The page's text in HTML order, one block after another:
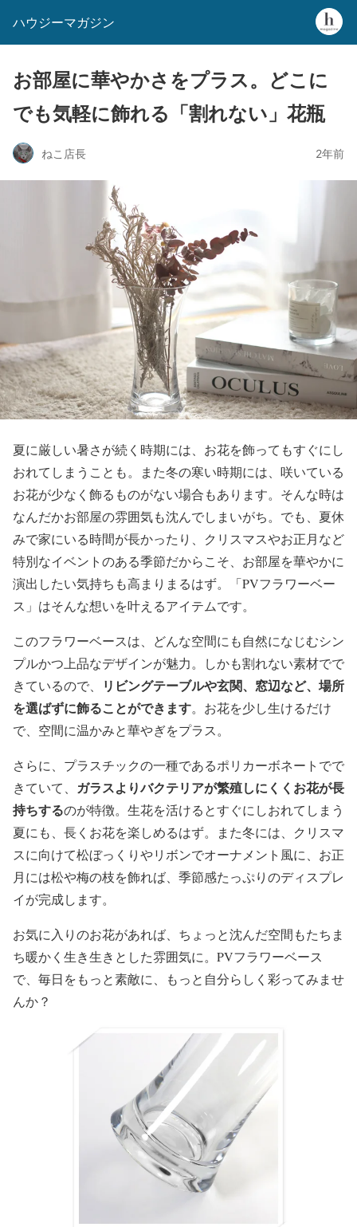
ハウジーマガジン
お部屋に華やかさをプラス。どこに
でも気軽に飾れる「割れない」花瓶
ねこ店長 2年前
夏に厳しい暑さが続く時期には、お花を飾ってもすぐにし
おれてしまうことも。また冬の寒い時期には、咲いている
お花が少なく飾るものがない場合もあります。そんな時は
なんだかお部屋の雰囲気も沈んでしまいがち。でも、夏休
みで家にいる時間が長かったり、クリスマスやお正月など
特別なイベントのある季節だからこそ、お部屋を華やかに
演出したい気持ちも高まりまるはず。「PVフラワーベー
ス」はそんな想いを叶えるアイテムです。
このフラワーベースは、どんな空間にも自然になじむシン
プルかつ上品なデザインが魅力。しかも割れない素材でで
きているので、
リビングテーブルや玄関、窓辺など、場所
を選ばずに飾ることができます。お花を少し生けるだけ
で、空間に温かみと華やぎをプラス。
さらに、プラスチックの一種であるポリカーボネートでで
きていて、 ガラスよりバクテリアが繁殖しにくくお花が長
持ちするのが特徴。生花を活けるとすぐにしおれてしまう
夏にも、長くお花を楽しめるはず。また冬には、クリスマ
スに向けて松ぼっくりやリボンでオーナメント風に、お正
月には松や梅の枝を飾れば、季節感たっぷりのディスプレ
イが完成します。
お気に入りのお花があれば、ちょっと沈んだ空間もたちま
ち暖かく生き生きとした雰囲気に。PVフラワーベース
で、毎日をもっと素敵に、もっと自分らしく彩ってみませ
んか？